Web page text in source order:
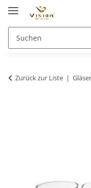
Zurück zur Liste Gläser